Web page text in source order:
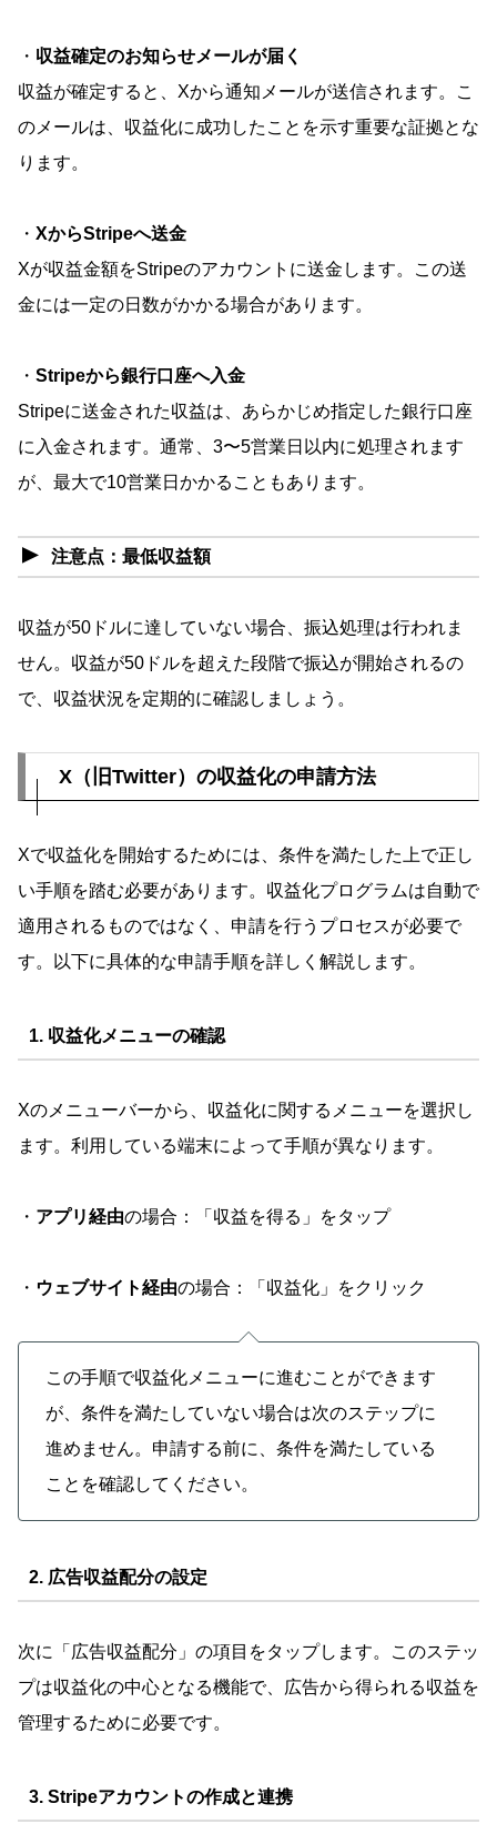
・ 収益確定のお知らせメールが届く
収益が確定すると、Xから通知メールが送信されます。こ
のメールは、収益化に成功したことを示す重要な証拠とな
ります。
・ XからStripeへ送金
Xが収益金額をStripeのアカウントに送金します。この送
金には一定の日数がかかる場合があります。
・ Stripeから銀行口座へ入金
Stripeに送金された収益は、あらかじめ指定した銀行口座
に入金されます。通常、3〜5営業日以内に処理されます
が、最大で10営業日かかることもあります。
注意点：最低収益額
収益が50ドルに達していない場合、振込処理は行われま
せん。収益が50ドルを超えた段階で振込が開始されるの
で、収益状況を定期的に確認しましょう。
X（旧Twitter）の収益化の申請方法
Xで収益化を開始するためには、条件を満たした上で正し
い手順を踏む必要があります。収益化プログラムは自動で
適用されるものではなく、申請を行うプロセスが必要で
す。以下に具体的な申請手順を詳しく解説します。
1. 収益化メニューの確認
Xのメニューバーから、収益化に関するメニューを選択し
ます。利用している端末によって手順が異なります。
・ アプリ経由の場合：「収益を得る」をタップ
・ ウェブサイト経由の場合：「収益化」をクリック
この手順で収益化メニューに進むことができます
が、条件を満たしていない場合は次のステップに
進めません。申請する前に、条件を満たしている
ことを確認してください。
2. 広告収益配分の設定
次に「広告収益配分」の項目をタップします。このステッ
プは収益化の中心となる機能で、広告から得られる収益を
管理するために必要です。
3. Stripeアカウントの作成と連携